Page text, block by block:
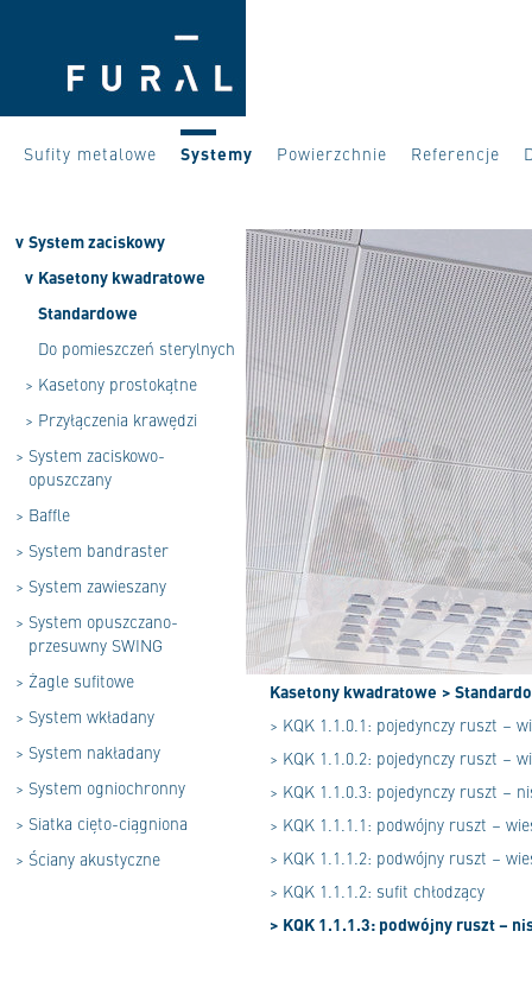
Sufity metalowe Systemy Powierzchnie Referencje
v System zaciskowy
v Kasetony kwadratowe
Standardowe
Do pomieszczeń sterylnych
> Kasetony prostokątne
> Przyłączenia krawędzi
> System zaciskowo-
opuszczany
> Baffle
> System bandraster
> System zawieszany
> System opuszczano-
przesuwny SWING
> Żagle sufitowe
> System wkładany
> System nakładany
> System ogniochronny
> Siatka cięto-ciągniona
> Ściany akustyczne
Kasetony kwadratowe >
> KQK 1.1.0.1: pojedynczy ruszt –
> KQK 1.1.0.2: pojedynczy ruszt –
> KQK 1.1.0.3: pojedynczy ruszt –
> KQK 1.1.1.1: podwójny ruszt –
> KQK 1.1.1.2: podwójny ruszt –
> KQK 1.1.1.2: sufit chłodzący
> KQK 1.1.1.3: podwójny ruszt –